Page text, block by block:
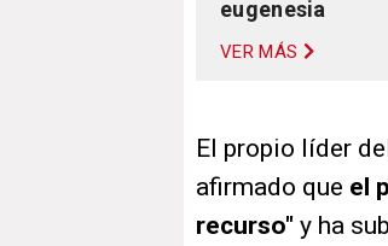
eugenesia
VER MÁS
El propio líder
afirmado que el
recurso" y ha